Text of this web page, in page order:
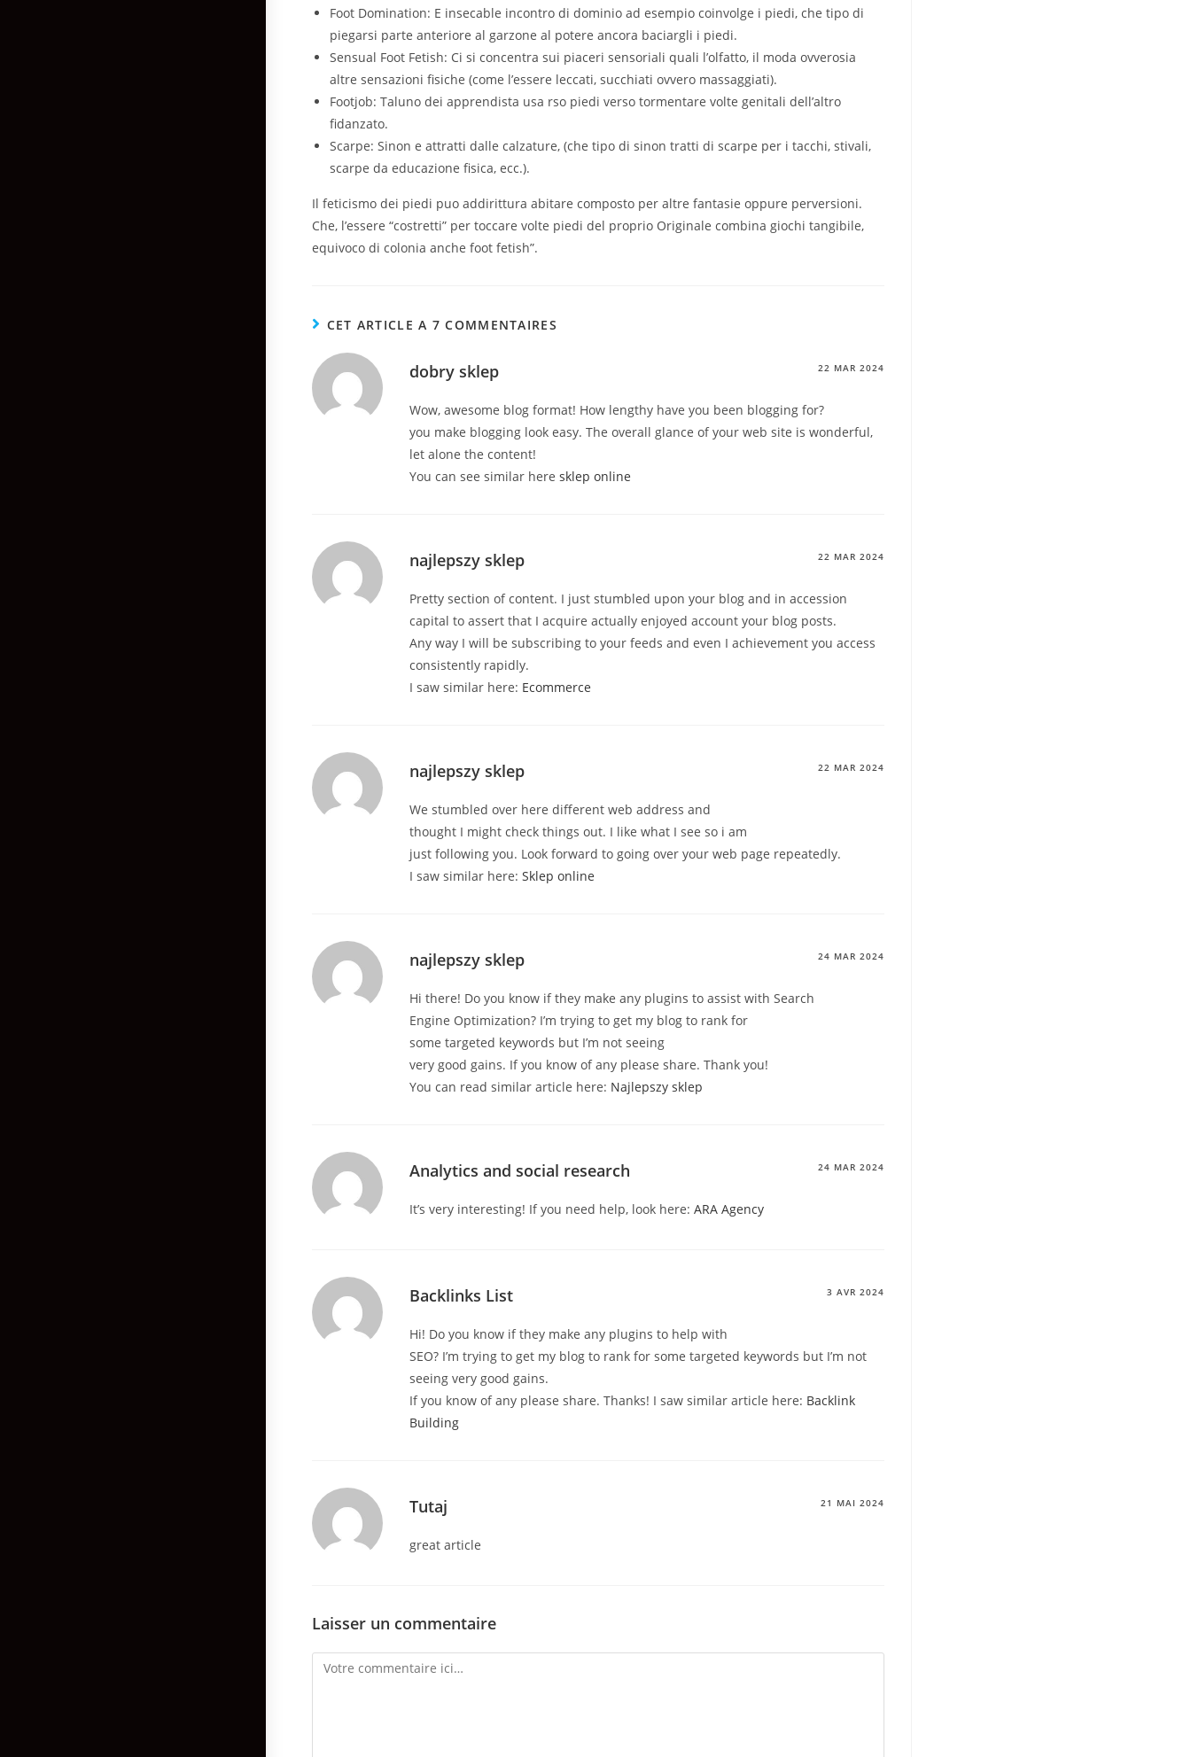
Foot Domination: E insecable incontro di dominio ad esempio coinvolge i piedi, che tipo di
piegarsi parte anteriore al garzone al potere ancora baciargli i piedi.
Sensual Foot Fetish: Ci si concentra sui piaceri sensoriali quali l’olfatto, il moda ovverosia
altre sensazioni fisiche (come l’essere leccati, succhiati ovvero massaggiati).
Footjob: Taluno dei apprendista usa rso piedi verso tormentare volte genitali dell’altro
fidanzato.
Scarpe: Sinon e attratti dalle calzature, (che tipo di sinon tratti di scarpe per i tacchi, stivali,
scarpe da educazione fisica, ecc.).
Il feticismo dei piedi puo addirittura abitare composto per altre fantasie oppure perversioni.
Che, l’essere “costretti” per toccare volte piedi del proprio Originale combina giochi tangibile,
equivoco di colonia anche foot fetish”.
CET ARTICLE A 7 COMMENTAIRES
dobry sklep 22 MAR 2024
Wow, awesome blog format! How lengthy have you been blogging for?
you make blogging look easy. The overall glance of your web site is wonderful,
let alone the content!
You can see similar heresklep online
najlepszy sklep 22 MAR 2024
Pretty section of content. I just stumbled upon your blog and in accession
capital to assert that I acquire actually enjoyed account your blog posts.
Any way I will be subscribing to your feeds and even I achievement you access
consistently rapidly.
I saw similar here: Ecommerce
najlepszy sklep 22 MAR 2024
We stumbled over here different web address and
thought I might check things out. I like what I see so i am
just following you. Look forward to going over your web page repeatedly.
I saw similar here:Sklep online
najlepszy sklep 24 MAR 2024
Hi there! Do you know if they make any plugins to assist with Search
Engine Optimization? I’m trying to get my blog to rank for
some targeted keywords but I’m not seeing
very good gains. If you know of any please share. Thank you!
You can read similar article here: Najlepszy sklep
Analytics and social research 24 MAR 2024
It’s very interesting! If you need help, look here:ARA Agency
Backlinks List 3 AVR 2024
Hi! Do you know if they make any plugins to help with
SEO? I’m trying to get my blog to rank for some targeted keywords but I’m not
seeing very good gains.
If you know of any please share. Thanks! I saw similar article here: Backlink
Building
Tutaj 21 MAI 2024
great article
Laisser un commentaire
Comment